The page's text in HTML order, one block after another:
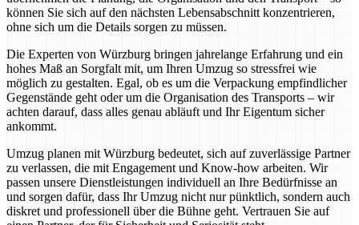
können Sie sich auf den nächsten Lebensabschnitt konzentrieren,
ohne sich um die Details sorgen zu müssen.
Die Experten von Würzburg bringen jahrelange Erfahrung und ein
hohes Maß an Sorgfalt mit, um Ihren Umzug so stressfrei wie
möglich zu gestalten. Egal, ob es um die Verpackung empfindlicher
Gegenstände geht oder um die Organisation des Transports – wir
achten darauf, dass alles genau abläuft und Ihr Eigentum sicher
ankommt.
Umzug planen mit Würzburg bedeutet, sich auf zuverlässige Partner
zu verlassen, die mit Engagement und Know-how arbeiten. Wir
passen unsere Dienstleistungen individuell an Ihre Bedürfnisse an
und sorgen dafür, dass Ihr Umzug nicht nur pünktlich, sondern auch
diskret und professionell über die Bühne geht. Vertrauen Sie auf